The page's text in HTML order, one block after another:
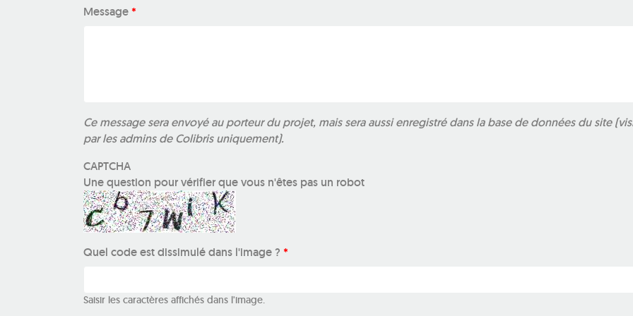
Message *
Ce message sera envoyé au porteur du projet, mais sera aussi enregistré dans la base de données du site
par les admins de Colibris uniquement).
CAPTCHA
Une question pour vérifier que vous n'êtes pas un robot
Quel code est dissimulé dans l'image ? *
Saisir les caractères affichés dans l'image.